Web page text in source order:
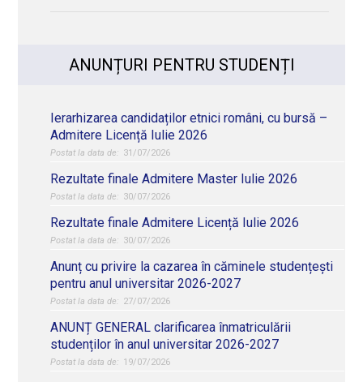
ANUNȚURI PENTRU STUDENȚI
Ierarhizarea candidaților etnici români, cu bursă –
Admitere Licență Iulie 2026
31/07/2026
Rezultate finale Admitere Master Iulie 2026
30/07/2026
Rezultate finale Admitere Licență Iulie 2026
30/07/2026
Anunț cu privire la cazarea în căminele studențești
pentru anul universitar 2026-2027
27/07/2026
ANUNȚ GENERAL clarificarea înmatriculării
studenților în anul universitar 2026-2027
19/07/2026